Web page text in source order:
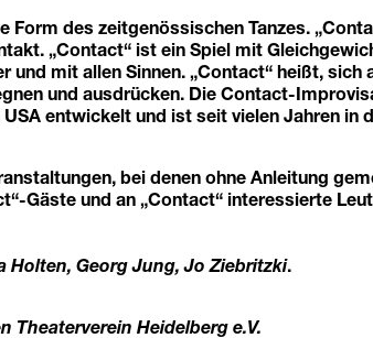
des zeitgenössischen Tanzes.
„Contact“ ist ein Spiel mit
und mit allen Sinnen. „Contact“ heißt, sich
und ausdrücken. Die Contact-
entwickelt und ist seit vielen Jahren in
bei denen ohne Anleitung
Gäste und an „Contact“ interessierte
Holten, Georg Jung, Jo Ziebritzki.
Theaterverein Heidelberg e.V.